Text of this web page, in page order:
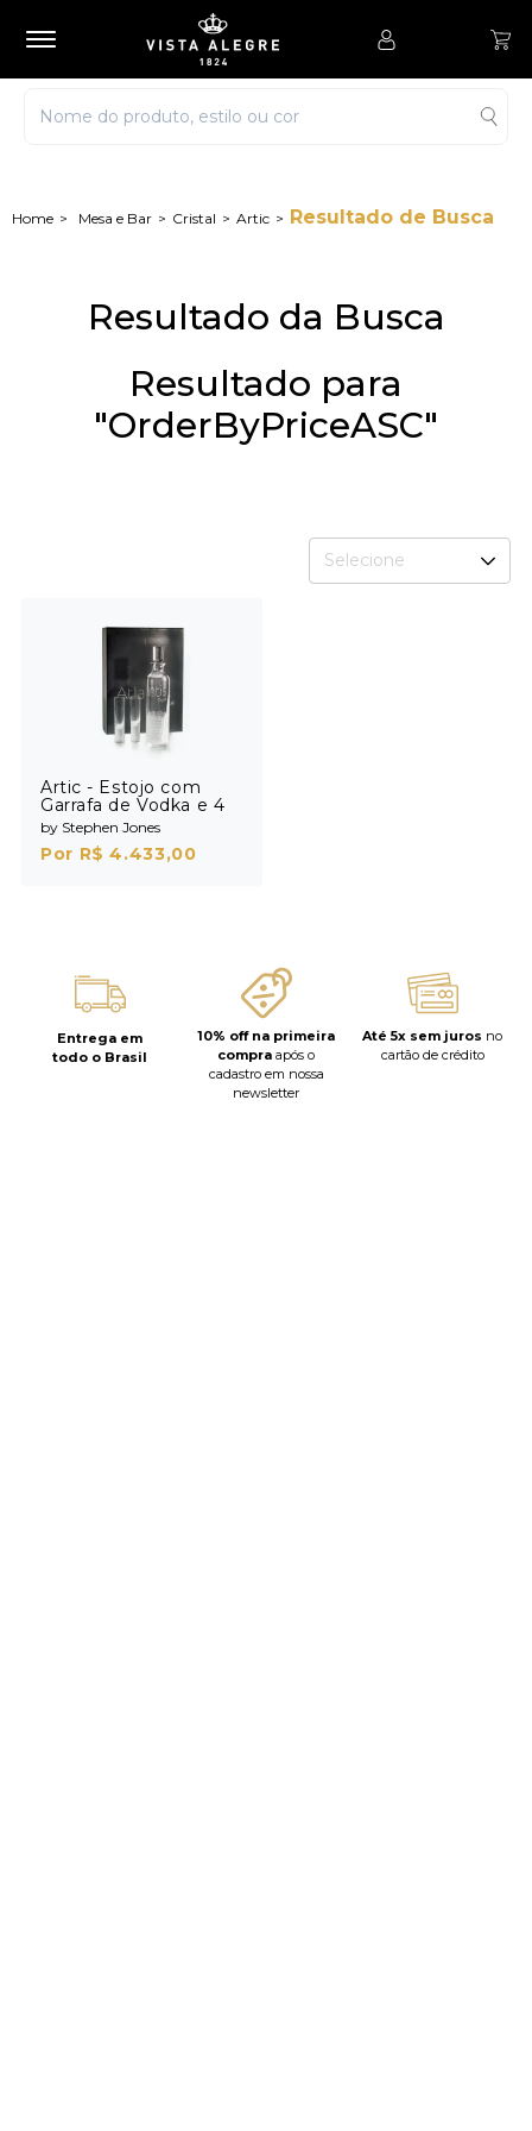
Mesa e Bar Cristal Artic Resultado de Busca
Resultado da Busca
Resultado para
"OrderByPriceASC"
Selecione
Artic - Estojo com
Garrafa de Vodka e 4
Shots
by Stephen Jones
Por R$ 4.433,00
Entrega em
todo o Brasil
10% off na primeira
compra após o
cadastro em nossa
newsletter
Até 5x sem juros no
cartão de crédito